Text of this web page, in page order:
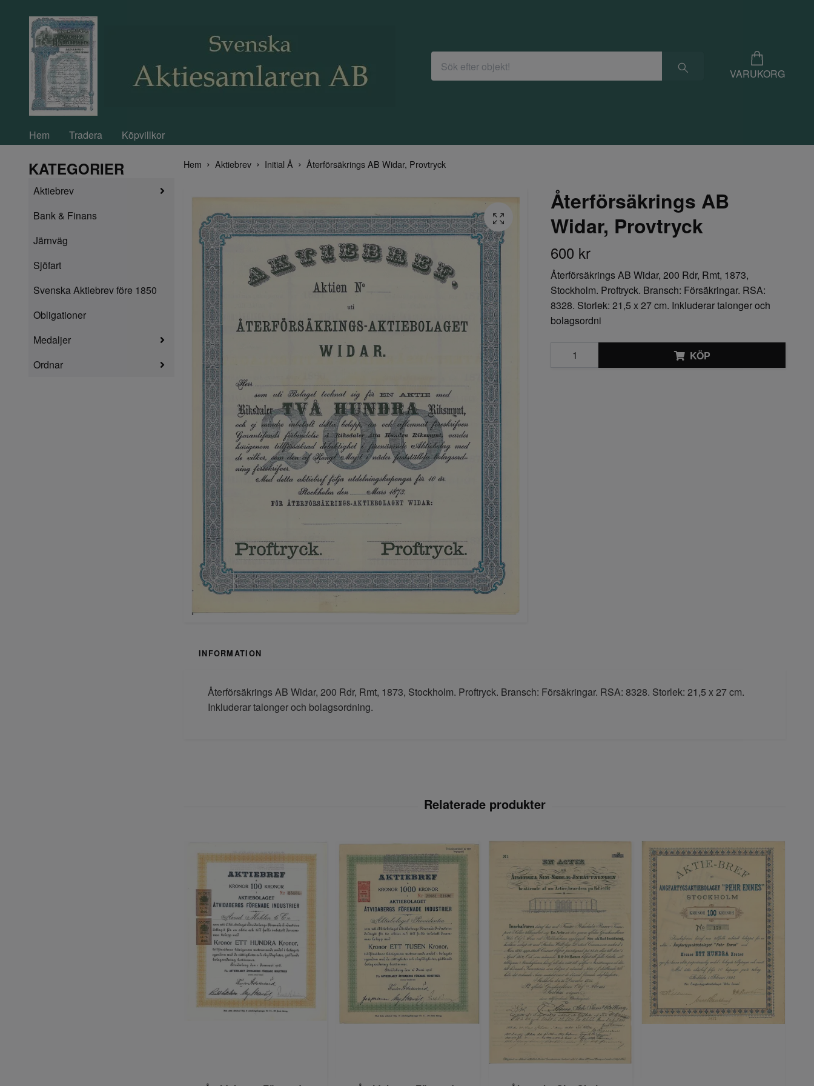
VARUKORG
Hem Tradera Köpvillkor
KATEGORIER
Aktiebrev
Bank & Finans
Järnväg
Sjöfart
Svenska Aktiebrev före 1850
Obligationer
Medaljer
Ordnar
Hem Aktiebrev Initial Å Återförsäkrings AB Widar, Provtryck
Återförsäkrings AB
Widar, Provtryck
600 kr
Återförsäkrings AB Widar, 200 Rdr, Rmt, 1873,
Stockholm. Proftryck. Bransch: Försäkringar. RSA:
8328. Storlek: 21,5 x 27 cm. Inkluderar talonger och
bolagsordni
KÖP
INFORMATION
Återförsäkrings AB Widar, 200 Rdr, Rmt, 1873, Stockholm. Proftryck. Bransch: Försäkringar. RSA: 8328. Storlek: 21,5 x 27 cm.
Inkluderar talonger och bolagsordning.